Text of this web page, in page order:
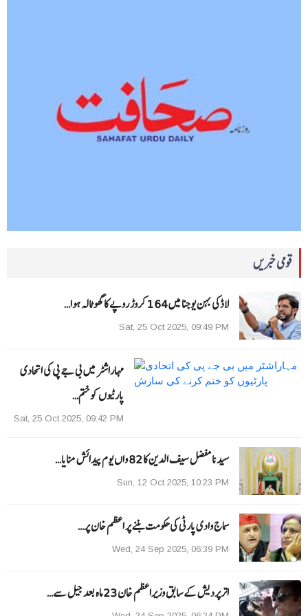
قومی خبریں
لاڈکی بہن یوجنا میں 164 کروڑ روپے کا گھوٹالہ ہوا…
Sat, 25 Oct 2025, 09:49 PM
مہاراشٹر میں بی جے پی کی اتحادی
پارٹیوں کو ختم…
Sat, 25 Oct 2025, 09:42 PM
سیدنا مفضل سیف الدین کا 82 واں یوم پیدائش منایا…
Sun, 12 Oct 2025, 10:23 PM
سماج وادی پارٹی کی حکومت بننے پر اعظم خان پر…
Wed, 24 Sep 2025, 06:39 PM
اترپردیش کے سابق وزیراعظم خان 23 ماہ بعد جیل سے…